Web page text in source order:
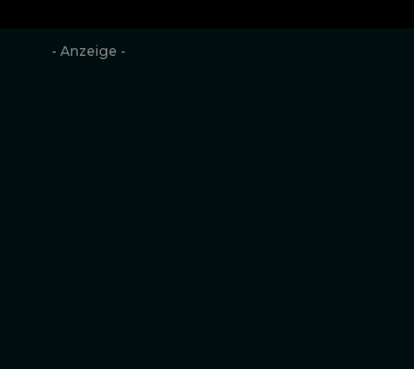
- Anzeige -